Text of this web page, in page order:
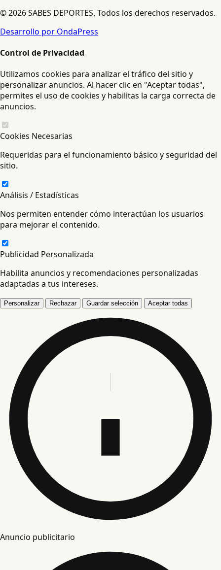
© 2026 SABES DEPORTES. Todos los derechos reservados.
Desarrollo por OndaPress
Control de Privacidad
Utilizamos cookies para analizar el tráfico del sitio y
personalizar anuncios. Al hacer clic en "Aceptar todas",
permites el uso de cookies y habilitas la carga correcta de
anuncios.
Cookies Necesarias
Requeridas para el funcionamiento básico y seguridad del
sitio.
Análisis / Estadísticas
Nos permiten entender cómo interactúan los usuarios
para mejorar el contenido.
Publicidad Personalizada
Habilita anuncios y recomendaciones personalizadas
adaptadas a tus intereses.
Personalizar Rechazar Guardar selección Aceptar todas
Anuncio publicitario